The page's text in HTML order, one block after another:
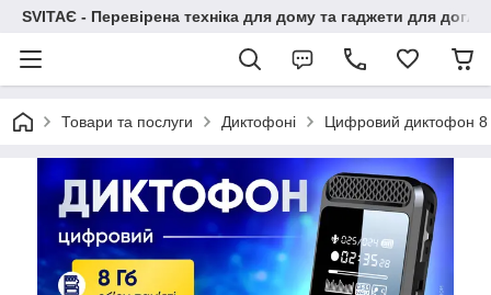
SVITAЄ - Перевірена техніка для дому та гаджети для
Товари та послуги Диктофоні Цифровий диктофон 8